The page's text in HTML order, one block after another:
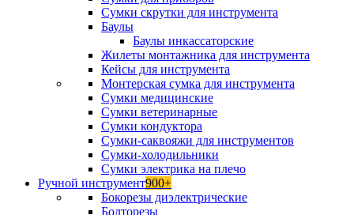
Сумки скрутки для инструмента
Баулы
Баулы инкассаторские
Жилеты монтажника для инструмента
Кейсы для инструмента
Монтерская сумка для инструмента
Сумки медицинские
Сумки ветеринарные
Сумки кондуктора
Сумки-саквояжи для инструментов
Сумки-холодильники
Сумки электрика на плечо
Ручной инструмент900+
Бокорезы диэлектрические
Болторезы